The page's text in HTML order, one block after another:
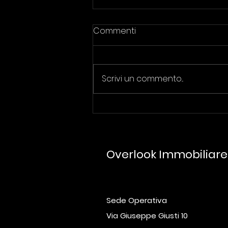
Mutui Green
Commenti
Scrivi un commento...
Overlook Immobiliare
Sede Operativa
Via Giuseppe Giusti 10